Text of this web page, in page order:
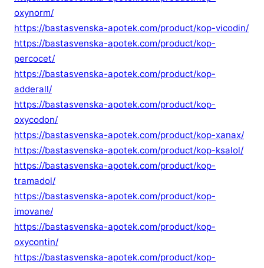
oxynorm/
https://bastasvenska-apotek.com/product/kop-vicodin/
https://bastasvenska-apotek.com/product/kop-
percocet/
https://bastasvenska-apotek.com/product/kop-
adderall/
https://bastasvenska-apotek.com/product/kop-
oxycodon/
https://bastasvenska-apotek.com/product/kop-xanax/
https://bastasvenska-apotek.com/product/kop-ksalol/
https://bastasvenska-apotek.com/product/kop-
tramadol/
https://bastasvenska-apotek.com/product/kop-
imovane/
https://bastasvenska-apotek.com/product/kop-
oxycontin/
https://bastasvenska-apotek.com/product/kop-